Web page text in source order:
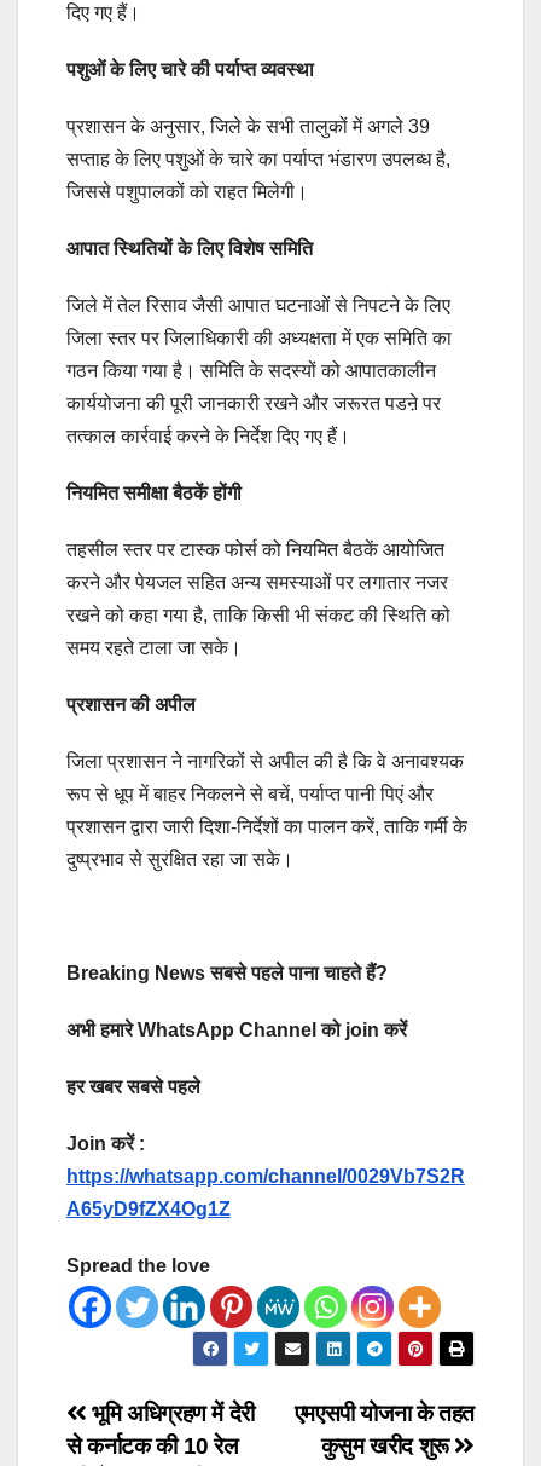
दिए गए हैं।
पशुओं के लिए चारे की पर्याप्त व्यवस्था
प्रशासन के अनुसार, जिले के सभी तालुकों में अगले 39
सप्ताह के लिए पशुओं के चारे का पर्याप्त भंडारण उपलब्ध है,
जिससे पशुपालकों को राहत मिलेगी।
आपात स्थितियों के लिए विशेष समिति
जिले में तेल रिसाव जैसी आपात घटनाओं से निपटने के लिए
जिला स्तर पर जिलाधिकारी की अध्यक्षता में एक समिति का
गठन किया गया है। समिति के सदस्यों को आपातकालीन
कार्ययोजना की पूरी जानकारी रखने और जरूरत पडऩे पर
तत्काल कार्रवाई करने के निर्देश दिए गए हैं।
नियमित समीक्षा बैठकें होंगी
तहसील स्तर पर टास्क फोर्स को नियमित बैठकें आयोजित
करने और पेयजल सहित अन्य समस्याओं पर लगातार नजर
रखने को कहा गया है, ताकि किसी भी संकट की स्थिति को
समय रहते टाला जा सके।
प्रशासन की अपील
जिला प्रशासन ने नागरिकों से अपील की है कि वे अनावश्यक
रूप से धूप में बाहर निकलने से बचें, पर्याप्त पानी पिएं और
प्रशासन द्वारा जारी दिशा-निर्देशों का पालन करें, ताकि गर्मी के
दुष्प्रभाव से सुरक्षित रहा जा सके।
Breaking News सबसे पहले पाना चाहते हैं?
अभी हमारे WhatsApp Channel को join करें
हर खबर सबसे पहले
Join करें :
https://whatsapp.com/channel/0029Vb7S2R
A65yD9fZX4Og1Z
Spread the love
Post
एमएसपी योजना के तहत
कुसुम खरीद शुरू
भूमि अधिग्रहण में देरी
से कर्नाटक की 10 रेल